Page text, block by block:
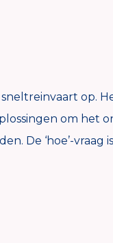
op.
om het
De ‘hoe’-